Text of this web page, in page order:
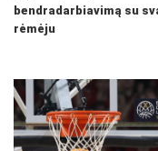
bendradarbiavimą su
rėmėju